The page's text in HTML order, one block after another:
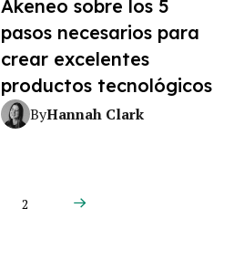
Akeneo sobre los 5
pasos necesarios para
crear excelentes
productos tecnológicos
ByHannah Clark
2